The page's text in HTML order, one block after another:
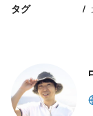
タグ